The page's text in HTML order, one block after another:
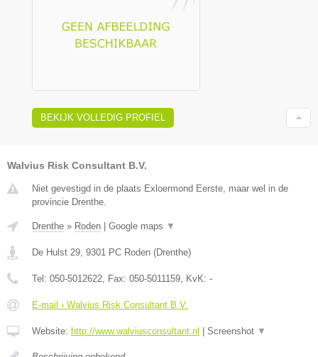
BEKIJK VOLLEDIG PROFIEL
Walvius Risk Consultant B.V.
Niet gevestigd in de plaats Exloermond Eerste, maar wel in de
provincie Drenthe.
Drenthe » Roden Google maps ▼
De Hulst 29, 9301 PC Roden (Drenthe)
Tel: 050-5012622, Fax: 050-5011159, KvK: -
E-mail › Walvius Risk Consultant B.V.
Website: http://www.walviusconsultant.nl Screenshot ▼